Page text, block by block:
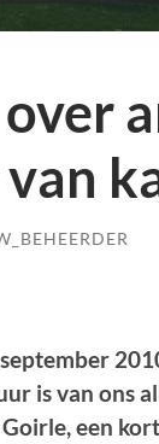
is van ons
een